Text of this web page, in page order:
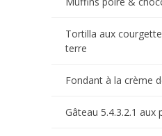
Tortilla aux
terre
Fondant à la crème
Gâteau 5.4.3.2.1 aux